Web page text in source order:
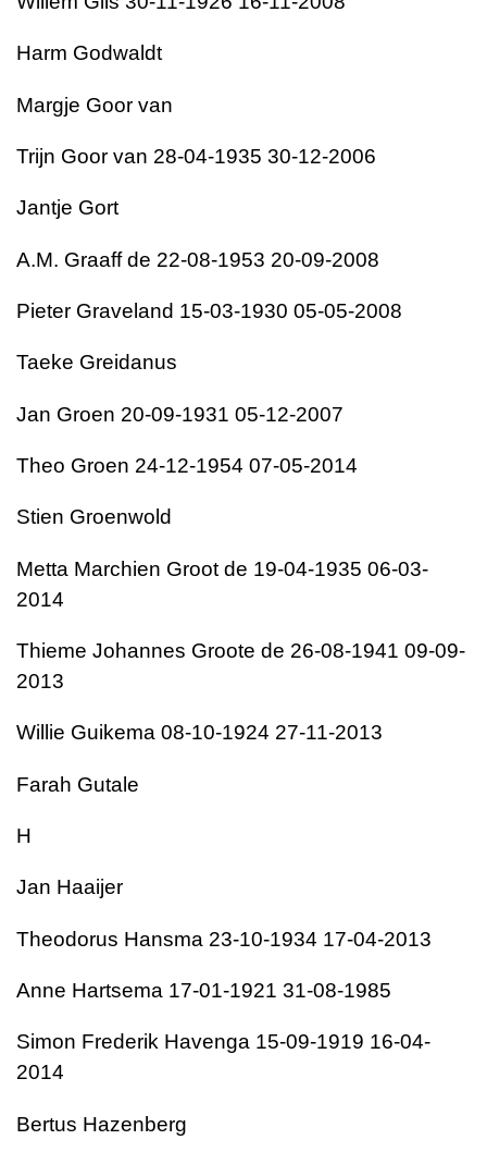
Harm Godwaldt
Margje Goor van
Trijn Goor van 28-04-1935 30-12-2006
Jantje Gort
A.M. Graaff de 22-08-1953 20-09-2008
Pieter Graveland 15-03-1930 05-05-2008
Taeke Greidanus
Jan Groen 20-09-1931 05-12-2007
Theo Groen 24-12-1954 07-05-2014
Stien Groenwold
Metta Marchien Groot de 19-04-1935 06-03-
2014
Thieme Johannes Groote de 26-08-1941 09-09-
2013
Willie Guikema 08-10-1924 27-11-2013
Farah Gutale
H
Jan Haaijer
Theodorus Hansma 23-10-1934 17-04-2013
Anne Hartsema 17-01-1921 31-08-1985
Simon Frederik Havenga 15-09-1919 16-04-
2014
Bertus Hazenberg